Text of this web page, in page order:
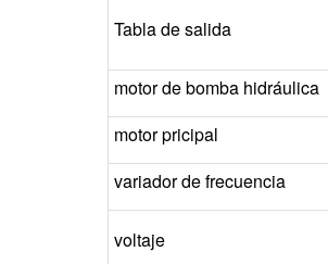
Tabla de salida
motor de bomba hidráulica
motor pricipal
variador de frecuencia
voltaje